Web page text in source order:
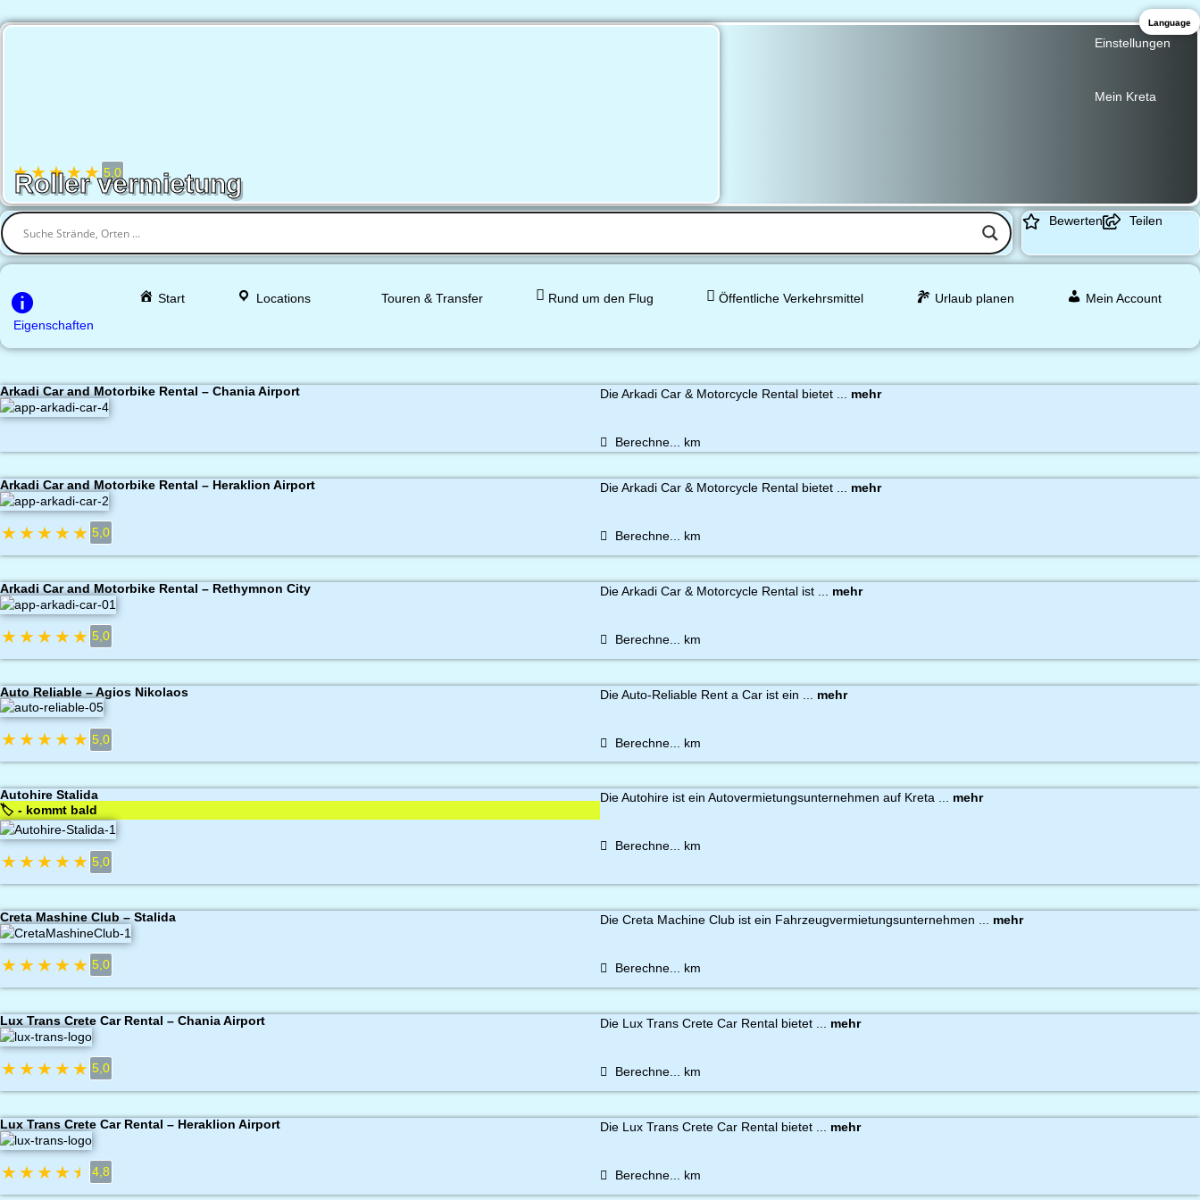
★★★★★ 5,0
Einstellungen
Mein Kreta
Roller vermietung
Bewerten Teilen
Eigenschaften
Start Locations Touren & Transfer Rund um den Flug Öffentliche Verkehrsmittel Urlaub planen Mein Account
Arkadi Car and Motorbike Rental – Chania Airport Die Arkadi Car & Motorcycle Rental bietet ... mehr
Berechne... km
Arkadi Car and Motorbike Rental – Heraklion Airport
★★★★★ 5,0
Die Arkadi Car & Motorcycle Rental bietet ... mehr
Berechne... km
Arkadi Car and Motorbike Rental – Rethymnon City
★★★★★ 5,0
Die Arkadi Car & Motorcycle Rental ist ... mehr
Berechne... km
Auto Reliable – Agios Nikolaos
★★★★★ 5,0
Die Auto-Reliable Rent a Car ist ein ... mehr
Berechne... km
Autohire Stalida
🏷️ - kommt bald
★★★★★ 5,0
Die Autohire ist ein Autovermietungsunternehmen auf Kreta ... mehr
Berechne... km
Creta Mashine Club – Stalida
★★★★★ 5,0
Die Creta Machine Club ist ein Fahrzeugvermietungsunternehmen ... mehr
Berechne... km
Lux Trans Crete Car Rental – Chania Airport
★★★★★ 5,0
Die Lux Trans Crete Car Rental bietet ... mehr
Berechne... km
Lux Trans Crete Car Rental – Heraklion Airport
★★★★★ 4,8
Die Lux Trans Crete Car Rental bietet ... mehr
Berechne... km
Language